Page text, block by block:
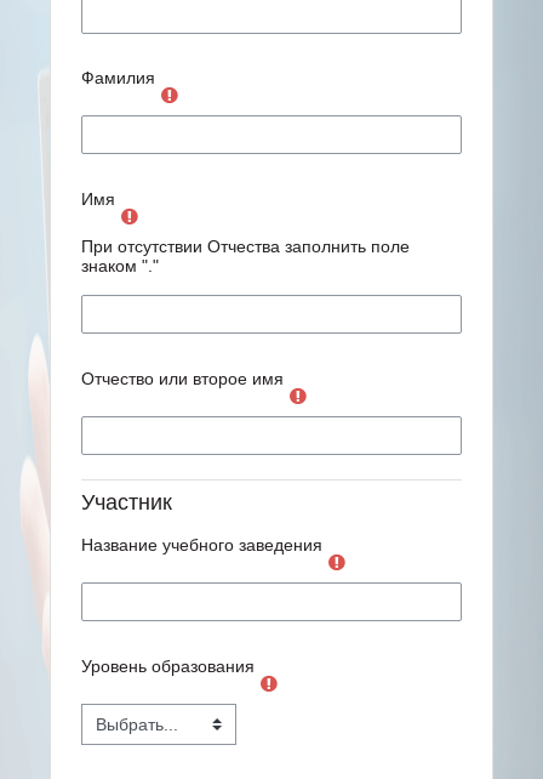
Фамилия
Имя
При отсутствии Отчества заполнить поле
знаком "."
Отчество или второе имя
Участник
Название учебного заведения
Уровень образования